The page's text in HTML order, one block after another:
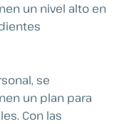
un nivel alto en
se
un plan para
Con las